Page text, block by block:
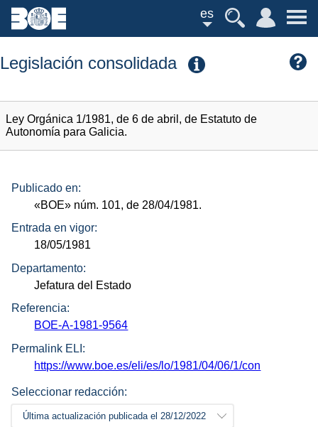
es
Legislación consolidada
Ley Orgánica 1/1981, de 6 de abril, de Estatuto de
Autonomía para Galicia.
Publicado en:
«BOE» núm. 101, de 28/04/1981.
Entrada en vigor:
18/05/1981
Departamento:
Jefatura del Estado
Referencia:
BOE-A-1981-9564
Permalink ELI:
https://www.boe.es/eli/es/lo/1981/04/06/1/con
Seleccionar redacción:
Última actualización publicada el 28/12/2022